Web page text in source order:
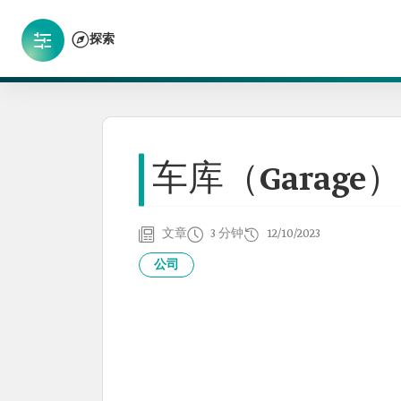
探索
车库（Garage
文章 3 分钟 12/10/2023
公司